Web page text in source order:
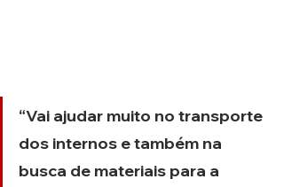
“Vai ajudar muito no transporte
dos internos e também na
busca de materiais para a